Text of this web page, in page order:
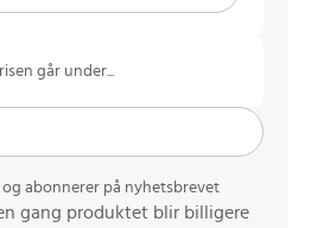
går under...
og abonnerer på nyhetsbrevet
gang produktet blir billigere